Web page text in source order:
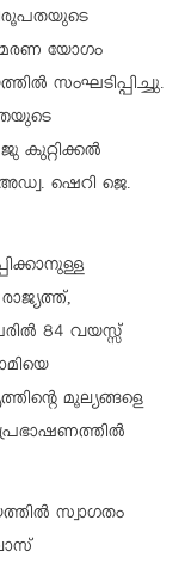
യോഗം
സംഘടിപ്പിച്ചു.
കുറ്റിക്കൽ
ഷെറി ജെ.
84 വയസ്സ്
മൂല്യങ്ങളെ
സ്വാഗതം